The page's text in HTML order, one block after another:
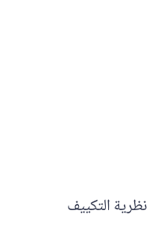
نظرية التكييف